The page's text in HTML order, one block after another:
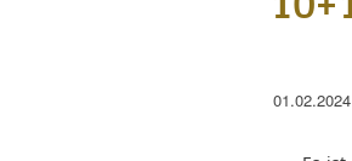
01.02.2024